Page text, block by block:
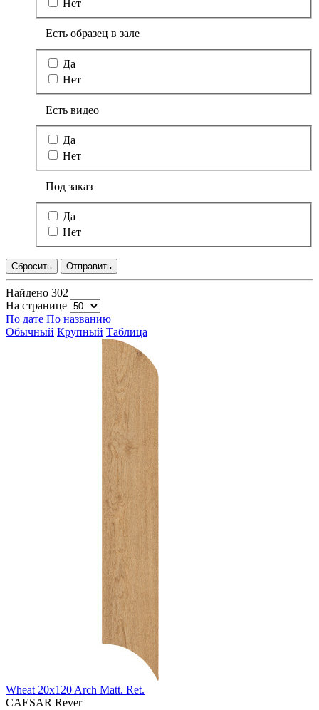
Нет
Есть образец в зале
Да
Нет
Есть видео
Да
Нет
Под заказ
Да
Нет
Сбросить Отправить
Найдено 302
На странице
По дате По названию
Обычный Крупный Таблица
Wheat 20x120 Arch Matt. Ret.
CAESAR Rever